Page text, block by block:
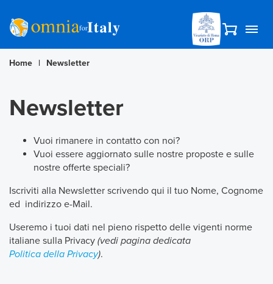
Home | Newsletter
Newsletter
Vuoi rimanere in contatto con noi?
Vuoi essere aggiornato sulle nostre proposte e sulle
nostre offerte speciali?
Iscriviti alla Newsletter scrivendo qui il tuo Nome, Cognome
ed indirizzo e-Mail.
Useremo i tuoi dati nel pieno rispetto delle vigenti norme
italiane sulla Privacy (vedi pagina dedicata
Politica della Privacy).